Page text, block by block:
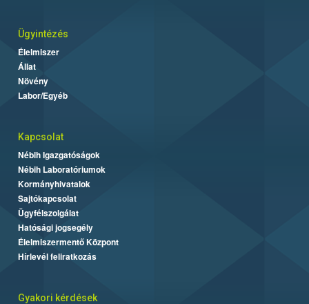
Ügyintézés
Élelmiszer
Állat
Növény
Labor/Egyéb
Kapcsolat
Nébih Igazgatóságok
Nébih Laboratóriumok
Kormányhivatalok
Sajtókapcsolat
Ügyfélszolgálat
Hatósági jogsegély
Élelmiszermentő Központ
Hírlevél feliratkozás
Gyakori kérdések